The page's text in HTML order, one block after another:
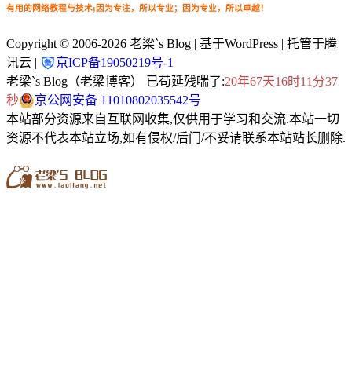
有用的网络教程与技术;因为专注，所以专业；因为专业，所以卓越！
Copyright © 2006-2026 老梁`s Blog | 基于WordPress | 托管于腾
讯云 |
京ICP备19050219号-1
老梁`s Blog（老梁博客） 已苟延残喘了:20年67天16时11分37
秒
京公网安备 11010802035542号
本站部分资源来自互联网收集,仅供用于学习和交流.本站一切
资源不代表本站立场,如有侵权/后门/不妥请联系本站站长删除.